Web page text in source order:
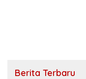
Berita Terbaru